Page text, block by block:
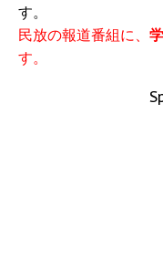
す。
民放の報道番組に、
す。